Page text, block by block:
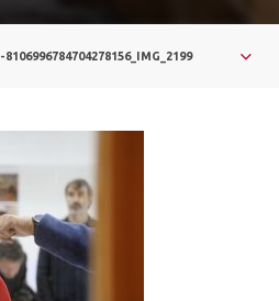
-8106996784704278156_IMG_2199